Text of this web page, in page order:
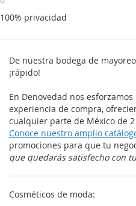
100% privacidad
De nuestra bodega de
¡rápido!
En Denovedad nos
experiencia de compra,
cualquier parte de México de 2
Conoce nuestro amplio
promociones para que tu
que quedarás satisfecho con
Cosméticos de moda: